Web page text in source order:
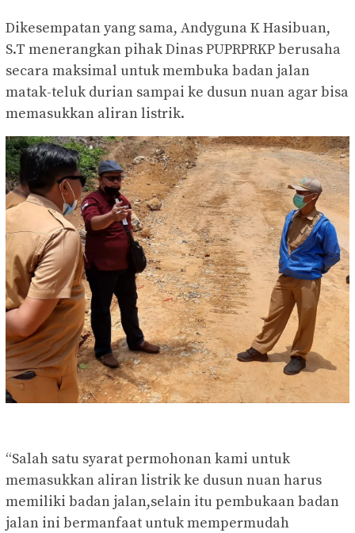
Dikesempatan yang sama, Andyguna K Hasibuan,
S.T menerangkan pihak Dinas PUPRPRKP berusaha
secara maksimal untuk membuka badan jalan
matak-teluk durian sampai ke dusun nuan agar bisa
memasukkan aliran listrik.
“Salah satu syarat permohonan kami untuk
memasukkan aliran listrik ke dusun nuan harus
memiliki badan jalan,selain itu pembukaan badan
jalan ini bermanfaat untuk mempermudah